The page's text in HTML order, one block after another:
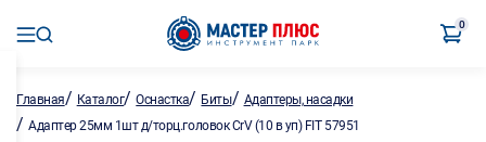
0
Главная/ Каталог/Оснастка/ Биты/ Адаптеры, насадки
/ Адаптер 25мм 1шт д/торц.головок CrV (10 в уп) FIT 57951